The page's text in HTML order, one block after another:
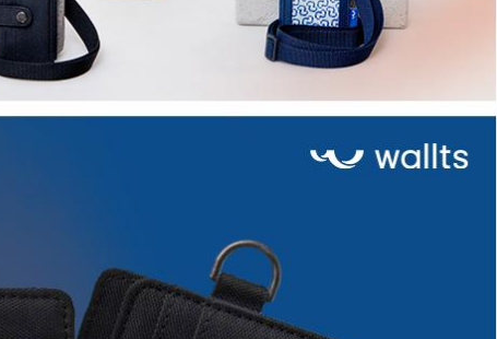
NOTES:
Pembelian produk tersebut akan mendapatkan box cover (box
berwarna coklat). Exclusive box (box berwarna biru) terjual terpisah.